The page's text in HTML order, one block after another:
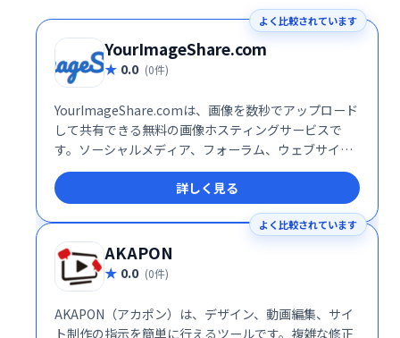
よく比較されています
YourImageShare.com
0.0 (0件)
YourImageShare.comは、画像を数秒でアップロード
して共有できる無料の画像ホスティングサービスで
す。ソーシャルメディア、フォーラム、ウェブサイト
など、様々な場所への画像共有が簡単にできます。手
軽で迅速な画像共有をお探しの方に最適です。
詳しく見る
よく比較されています
AKAPON
0.0 (0件)
AKAPON（アカポン）は、デザイン、動画編集、サイ
ト制作の指示を簡単に行えるツールです。複雑な修正